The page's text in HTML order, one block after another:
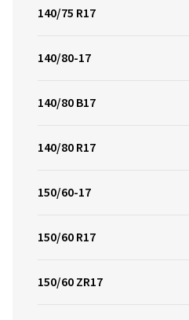
140/75 R17
140/80-17
140/80 B17
140/80 R17
150/60-17
150/60 R17
150/60 ZR17